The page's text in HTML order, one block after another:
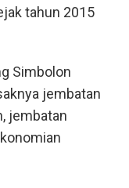
tahun 2015
Simbolon
jembatan
jembatan